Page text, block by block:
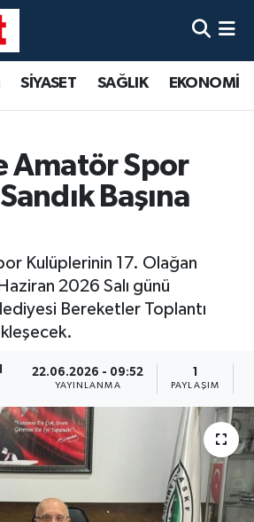
SİYASET SAĞLIK EKONOMİ
Amatör Spor
Başına
Kulüplerinin 17. Olağan
2026 Salı günü
Bereketler Toplantı
22.06.2026 - 09:52
YAYINLANMA
1
PAYLAŞIM
Haritası
Durumu ve Fikstür